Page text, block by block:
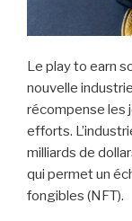
Le play to earn
nouvelle
récompense les
efforts.
milliards de
qui permet un
fongibles (NFT).